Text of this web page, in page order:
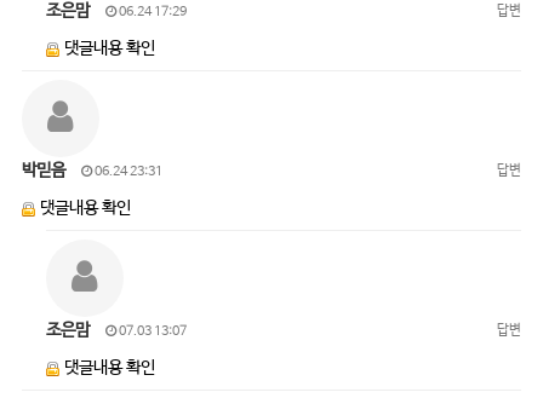
조은맘 06.24 17:29 답변
댓글내용 확인
박믿음 06.24 23:31 답변
댓글내용 확인
조은맘 07.03 13:07 답변
댓글내용 확인